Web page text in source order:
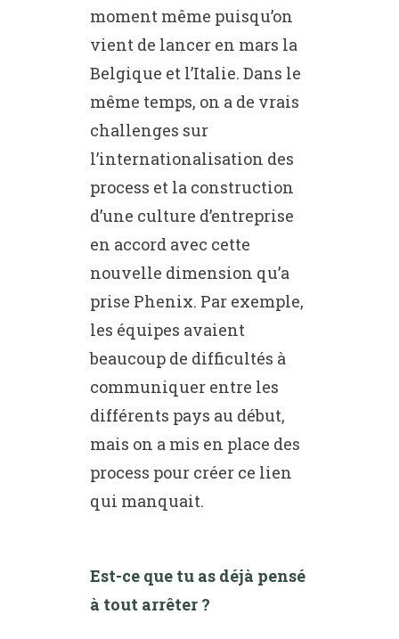
moment même puisqu’on
vient de lancer en mars la
Belgique et l’Italie. Dans le
même temps, on a de vrais
challenges sur
l’internationalisation des
process et la construction
d’une culture d’entreprise
en accord avec cette
nouvelle dimension qu’a
prise Phenix. Par exemple,
les équipes avaient
beaucoup de difficultés à
communiquer entre les
différents pays au début,
mais on a mis en place des
process pour créer ce lien
qui manquait.
Est-ce que tu as déjà pensé
à tout arrêter ?